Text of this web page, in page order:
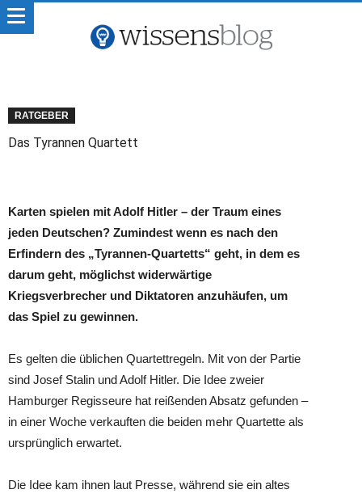
RATGEBER
Das Tyrannen Quartett
Karten spielen mit Adolf Hitler – der Traum eines
jeden Deutschen? Zumindest wenn es nach den
Erfindern des „Tyrannen-Quartetts“ geht, in dem es
darum geht, möglichst widerwärtige
Kriegsverbrecher und Diktatoren anzuhäufen, um
das Spiel zu gewinnen.
Es gelten die üblichen Quartettregeln. Mit von der Partie
sind Josef Stalin und Adolf Hitler. Die Idee zweier
Hamburger Regisseure hat reißenden Absatz gefunden –
in einer Woche verkauften die beiden mehr Quartette als
ursprünglich erwartet.
Die Idee kam ihnen laut Presse, während sie ein altes